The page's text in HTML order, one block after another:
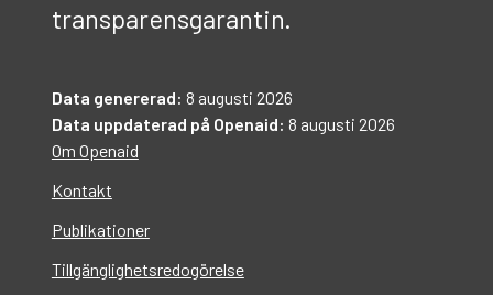
transparensgarantin.
Data genererad: 8 augusti 2026
Data uppdaterad på Openaid: 8 augusti 2026
Om Openaid
Kontakt
Publikationer
Tillgänglighetsredogörelse